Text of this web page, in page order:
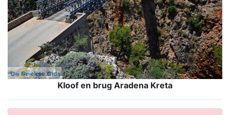
Kloof en brug Aradena Kreta